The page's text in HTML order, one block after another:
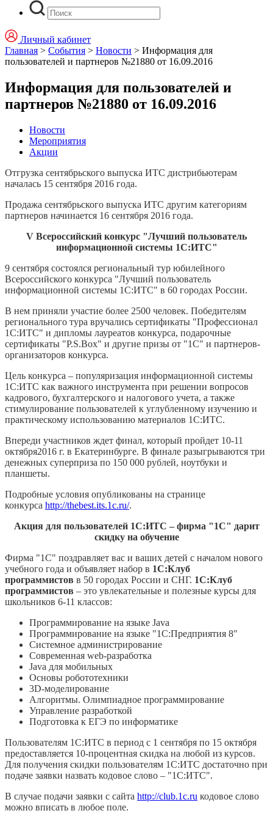
Личный кабинет
Главная > События > Новости > Информация для
пользователей и партнеров №21880 от 16.09.2016
Информация для пользователей и
партнеров №21880 от 16.09.2016
Новости
Мероприятия
Акции
Отгрузка сентябрьского выпуска ИТС дистрибьютерам
началась 15 сентября 2016 года.
Продажа сентябрьского выпуска ИТС другим категориям
партнеров начинается 16 сентября 2016 года.
V Всероссийский конкурс "Лучший пользователь
информационной системы 1С:ИТС"
9 сентября состоялся региональный тур юбилейного
Всероссийского конкурса "Лучший пользователь
информационной системы 1С:ИТС" в 60 городах России.
В нем приняли участие более 2500 человек. Победителям
регионального тура вручались сертификаты "Профессионал
1С:ИТС" и дипломы лауреатов конкурса, подарочные
сертификаты "P.S.Box" и другие призы от "1С" и партнеров-
организаторов конкурса.
Цель конкурса – популяризация информационной системы
1С:ИТС как важного инструмента при решении вопросов
кадрового, бухгалтерского и налогового учета, а также
стимулирование пользователей к углубленному изучению и
практическому использованию материалов 1С:ИТС.
Впереди участников ждет финал, который пройдет 10-11
октября2016 г. в Екатеринбурге. В финале разыгрываются три
денежных суперприза по 150 000 рублей, ноутбуки и
планшеты.
Подробные условия опубликованы на странице
конкурса http://thebest.its.1c.ru/.
Акция для пользователей 1С:ИТС – фирма "1С" дарит
скидку на обучение
Фирма "1С" поздравляет вас и ваших детей c началом нового
учебного года и объявляет набор в 1С:Клуб
программистов в 50 городах России и СНГ. 1С:Клуб
программистов – это увлекательные и полезные курсы для
школьников 6-11 классов:
Программирование на языке Java
Программирование на языке "1С:Предприятия 8"
Системное администрирование
Современная web-разработка
Java для мобильных
Основы робототехники
3D-моделирование
Алгоритмы. Олимпиадное программирование
Управление разработкой
Подготовка к ЕГЭ по информатике
Пользователям 1С:ИТС в период с 1 сентября по 15 октября
предоставляется 10-процентная скидка на любой из курсов.
Для получения скидки пользователям 1С:ИТС достаточно при
подаче заявки назвать кодовое слово – "1С:ИТС".
В случае подачи заявки с сайта http://club.1c.ru кодовое слово
можно вписать в любое поле.